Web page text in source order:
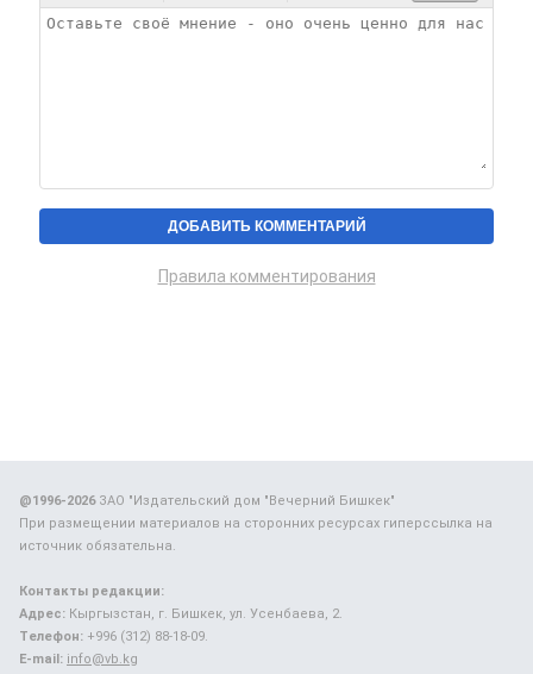
Правила комментирования
@1996-2026ЗАО "Издательский дом "Вечерний Бишкек"
При размещении материалов на сторонних ресурсах гиперссылка на
источник обязательна.
Контакты редакции:
Адрес: Кыргызстан, г. Бишкек, ул. Усенбаева, 2.
Телефон: +996 (312) 88-18-09.
E-mail: info@vb.kg